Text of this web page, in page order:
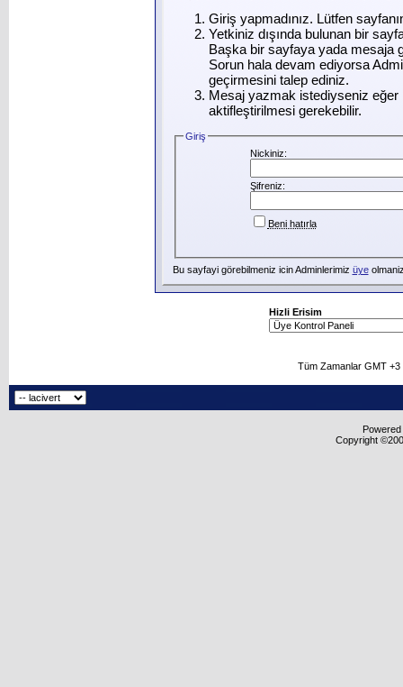
Giriş yapmadınız. Lütfen
Yetkiniz dışında bulunan bir
Başka bir sayfaya yada mesaja
Sorun hala devam ediyorsa
geçirmesini talep ediniz.
Mesaj yazmak istediyseniz eğer
aktifleştirilmesi gerekebilir.
Giriş
Nickiniz:
Şifreniz:
Beni hatırla
Bu sayfayi görebilmeniz icin Adminlerimiz üye
Hizli Erisim
Tüm Zamanlar GMT
Copyright